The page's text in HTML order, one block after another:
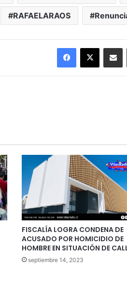
RAFAELARAOS
Facebook
X
FISCALÍA LOGRA CONDENA DE
ACUSADO POR HOMICIDIO DE
HOMBRE EN SITUACIÓN DE
septiembre 14, 2023